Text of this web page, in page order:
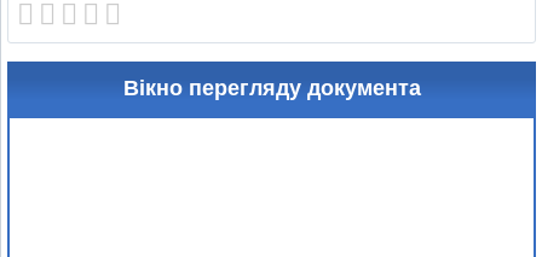
Вікно перегляду документа